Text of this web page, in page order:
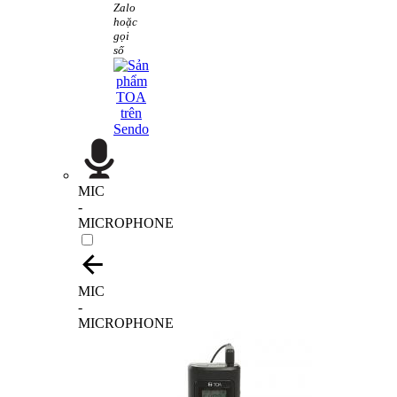
Zalo
hoặc
gọi
số
MIC
-
MICROPHONE
MIC
-
MICROPHONE